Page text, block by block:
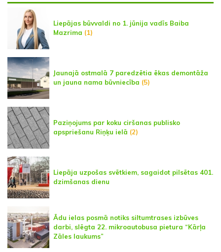
Liepājas būvvaldi no 1. jūnija vadīs Baiba
Mazrima (1)
Jaunajā ostmalā 7 paredzētia ēkas demontāža
un jauna nama būvniecība (5)
Paziņojums par koku ciršanas publisko
apspriešanu Riņķu ielā (2)
Liepāja uzpošas svētkiem, sagaidot pilsētas 401.
dzimšanas dienu
Ādu ielas posmā notiks siltumtrases izbūves
darbi, slēgta 22. mikroautobusa pietura “Kārļa
Zāles laukums”